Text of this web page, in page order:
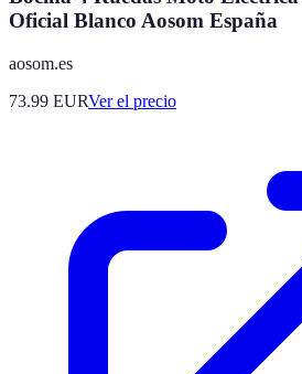
Oficial Blanco Aosom España
aosom.es
73.99 EURVer el precio